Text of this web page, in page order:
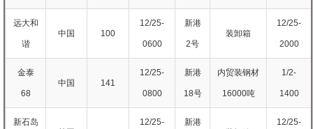
远大和
谐
中国 100
12/25-
0600
新港
2号
装卸箱
12/25-
2000
金泰
68
中国 141
12/25-
0800
新港
18号
内贸装钢材
16000吨
1/2-
1400
新石岛 12/25- 新港 12/25-